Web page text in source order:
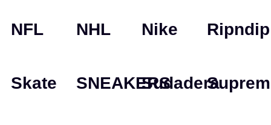
NFL NHL Nike Ripndip
Skate SNEAKERSSudadera